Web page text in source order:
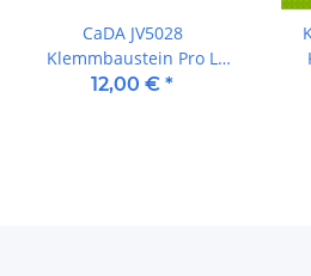
CaDA JV5028
Klemmbaustein Pro L
Motor
12,00 € *